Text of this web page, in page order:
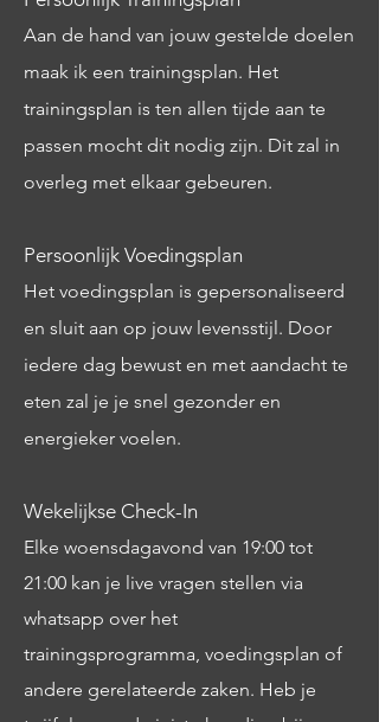
Aan de hand van jouw gestelde doelen
maak ik een trainingsplan. Het
trainingsplan is ten allen tijde aan te
passen mocht dit nodig zijn. Dit zal in
overleg met elkaar gebeuren.
Persoonlijk Voedingsplan
Het voedingsplan is gepersonaliseerd
en sluit aan op jouw levensstijl. Door
iedere dag bewust en met aandacht te
eten zal je je snel gezonder en
energieker voelen.
Wekelijkse Check-In
Elke woensdagavond van 19:00 tot
21:00 kan je live vragen stellen via
whatsapp over het
trainingsprogramma, voedingsplan of
andere gerelateerde zaken. Heb je